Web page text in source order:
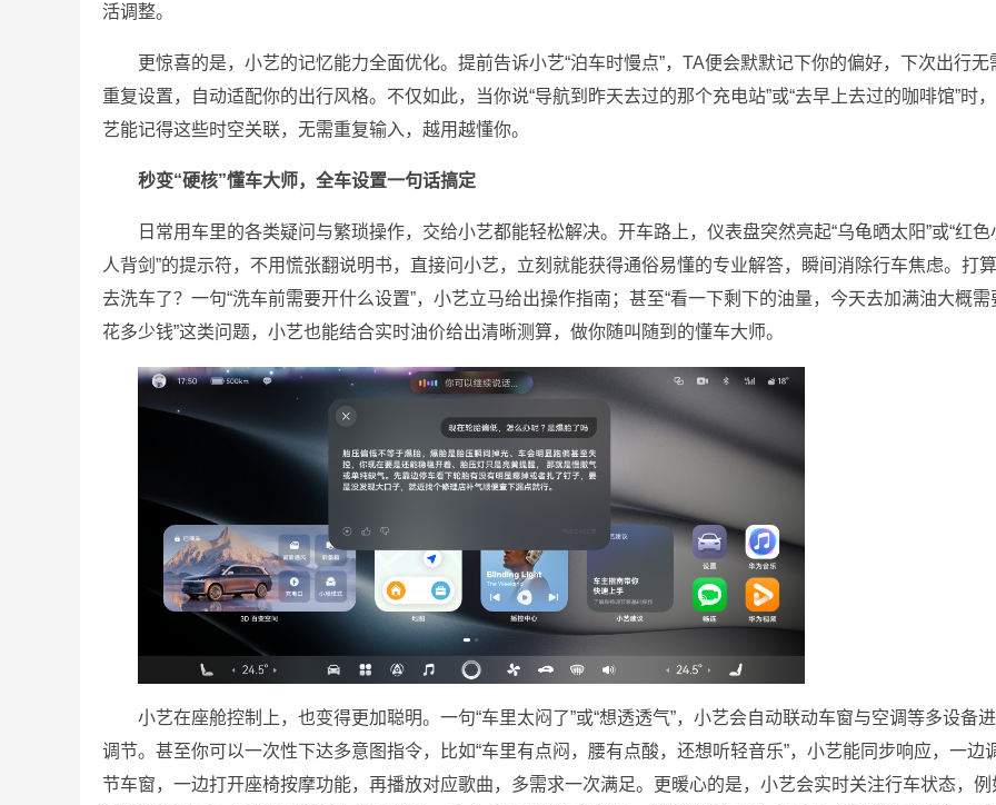
活调整。
更惊喜的是，小艺的记忆能力全面优化。提前告诉小艺“泊车时慢点”，TA便会默默记下你的偏好，下次出行无
重复设置，自动适配你的出行风格。不仅如此，当你说“导航到昨天去过的那个充电站”或“去早上去过的咖啡馆”时
艺能记得这些时空关联，无需重复输入，越用越懂你。
秒变“硬核”懂车大师，全车设置一句话搞定
日常用车里的各类疑问与繁琐操作，交给小艺都能轻松解决。开车路上，仪表盘突然亮起“乌龟晒太阳”或“红色
人背剑”的提示符，不用慌张翻说明书，直接问小艺，立刻就能获得通俗易懂的专业解答，瞬间消除行车焦虑。打算
去洗车了？一句“洗车前需要开什么设置”，小艺立马给出操作指南；甚至“看一下剩下的油量，今天去加满油大概需
花多少钱”这类问题，小艺也能结合实时油价给出清晰测算，做你随叫随到的懂车大师。
小艺在座舱控制上，也变得更加聪明。一句“车里太闷了”或“想透透气”，小艺会自动联动车窗与空调等多设备
调节。甚至你可以一次性下达多意图指令，比如“车里有点闷，腰有点酸，还想听轻音乐”，小艺能同步响应，一边
节车窗，一边打开座椅按摩功能，再播放对应歌曲，多需求一次满足。更暖心的是，小艺会实时关注行车状态，例